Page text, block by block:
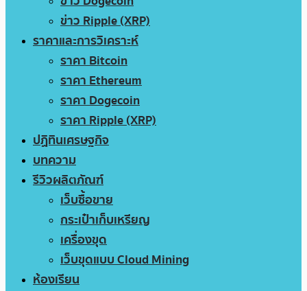
ข่าว Ripple (XRP)
ราคาและการวิเคราะห์
ราคา Bitcoin
ราคา Ethereum
ราคา Dogecoin
ราคา Ripple (XRP)
ปฏิทินเศรษฐกิจ
บทความ
รีวิวผลิตภัณฑ์
เว็บซื้อขาย
กระเป๋าเก็บเหรียญ
เครื่องขุด
เว็บขุดแบบ Cloud Mining
ห้องเรียน